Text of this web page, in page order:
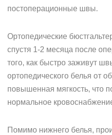
постоперационные швы.
Ортопедические
спустя 1-2 месяца после
того, как быстро заживут
ортопедического белья от
повышенная мягкость, что
нормальное
Помимо нижнего белья,